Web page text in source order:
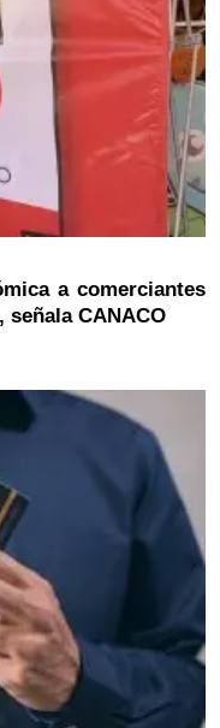
a comerciantes
CANACO